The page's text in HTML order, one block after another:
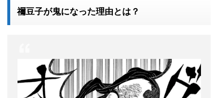
禰豆子が鬼になった理由とは？